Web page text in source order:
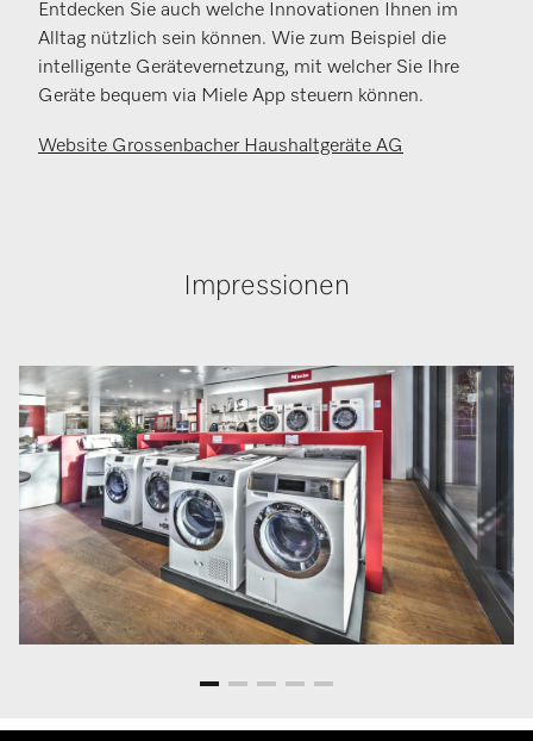
Entdecken Sie auch welche Innovationen Ihnen im
Alltag nützlich sein können. Wie zum Beispiel die
intelligente Gerätevernetzung, mit welcher Sie Ihre
Geräte bequem via Miele App steuern können.
Website Grossenbacher Haushaltgeräte AG
Impressionen